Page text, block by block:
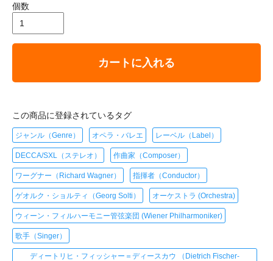
個数
カートに入れる
この商品に登録されているタグ
ジャンル（Genre） オペラ・バレエ レーベル（Label）
DECCA/SXL（ステレオ） 作曲家（Composer）
ワーグナー（Richard Wagner） 指揮者（Conductor）
ゲオルク・ショルティ（Georg Solti） オーケストラ (Orchestra)
ウィーン・フィルハーモニー管弦楽団 (Wiener Philharmoniker)
歌手（Singer）
ディートリヒ・フィッシャー＝ディースカウ （Dietrich Fischer-